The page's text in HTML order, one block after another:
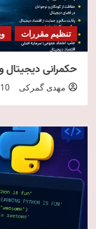
تنظیم مقررات
حکمرانی
مهدی گمرکی 10 مرداد 1405